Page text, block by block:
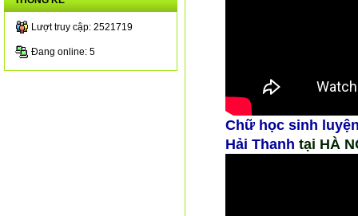
Lượt truy cập: 2521719
Đang online: 5
Chữ học sinh
Hải Thanh tại HÀ